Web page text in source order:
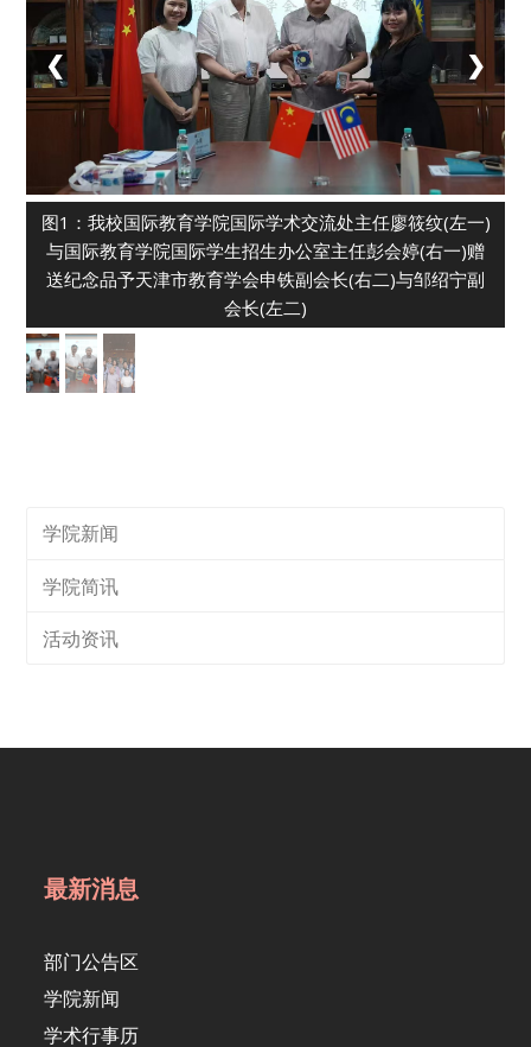
❮ ❯
图1：我校国际教育学院国际学术交流处主任廖筱纹(左一)
与国际教育学院国际学生招生办公室主任彭会婷(右一)赠
送纪念品予天津市教育学会申铁副会长(右二)与邹绍宁副
会长(左二)
学院新闻
学院简讯
活动资讯
最新消息
部门公告区
学院新闻
学术行事历